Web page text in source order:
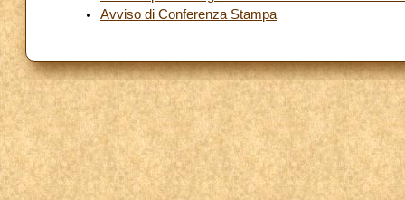
Avviso di Conferenza Stampa